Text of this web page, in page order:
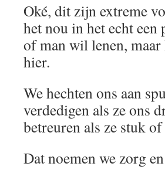
Oké, dit zijn extreme
het nou in het echt een
of man wil lenen,
hier.
We hechten ons aan
verdedigen als ze ons
betreuren als ze stuk
Dat noemen we zorg